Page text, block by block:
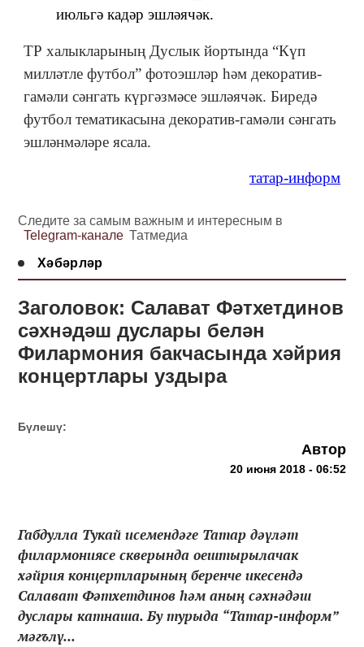
июльгә кадәр эшләячәк.
ТР халыкларының Дуслык йортында “Күп
милләтле футбол” фотоэшләр һәм декоратив-
гамәли сәнгать күргәзмәсе эшләячәк. Биредә
футбол тематикасына декоратив-гамәли сәнгать
эшләнмәләре ясала.
татар-информ
Следите за самым важным и интересным в
Telegram-канале Татмедиа
Хәбәрләр
Заголовок: Салават Фәтхетдинов
сәхнәдәш дуслары белән
Филармония бакчасында хәйрия
концертлары уздыра
Бүлешү:
Автор
20 июня 2018 - 06:52
Габдулла Тукай исемендәге Татар дәүләт
филармониясе скверында оештырылачак
хәйрия концертларының беренче икесендә
Салават Фәтхетдинов һәм аның сәхнәдәш
дуслары катнаша. Бу турыда “Татар-информ”
мәгълү...